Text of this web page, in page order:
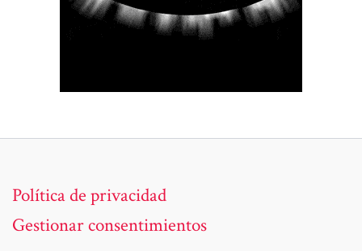
Política de privacidad
Gestionar consentimientos